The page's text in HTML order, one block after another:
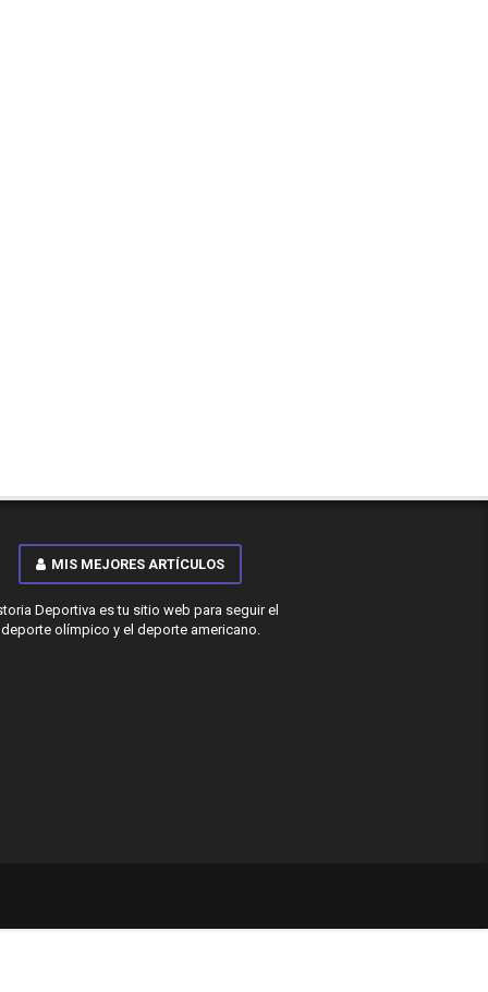
MIS MEJORES ARTÍCULOS
Deportiva es tu sitio web para seguir el
deporte olímpico y el deporte americano.